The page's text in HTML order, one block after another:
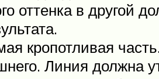
оттенка в другой
кропотливая
Линия должна